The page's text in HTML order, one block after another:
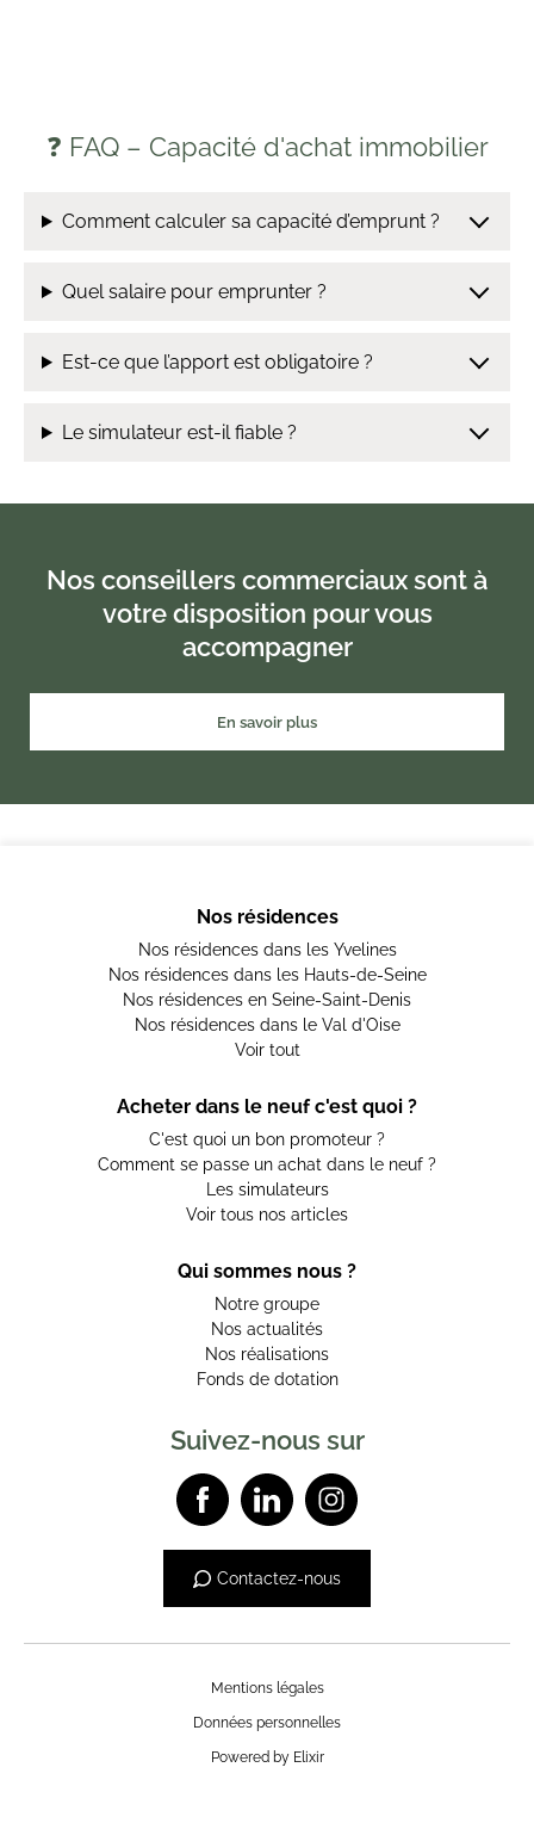
❓ FAQ – Capacité d'achat immobilier
Comment calculer sa capacité d’emprunt ?
Quel salaire pour emprunter ?
Est-ce que l’apport est obligatoire ?
Le simulateur est-il fiable ?
Nos conseillers commerciaux sont à
votre disposition pour vous
accompagner
En savoir plus
Nos résidences
Nos résidences dans les Yvelines
Nos résidences dans les Hauts-de-Seine
Nos résidences en Seine-Saint-Denis
Nos résidences dans le Val d'Oise
Voir tout
Acheter dans le neuf c'est quoi ?
C'est quoi un bon promoteur ?
Comment se passe un achat dans le neuf ?
Les simulateurs
Voir tous nos articles
Qui sommes nous ?
Notre groupe
Nos actualités
Nos réalisations
Fonds de dotation
Suivez-nous sur
Contactez-nous
Mentions légales
Données personnelles
Powered by Elixir